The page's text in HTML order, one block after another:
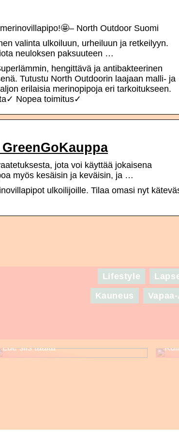
North Outdoor Suomi
valinta ulkoiluun, urheiluun ja retkeilyyn.
neuloksen paksuuteen …
hengittävä ja antibakteerinen
Tutustu North Outdoorin laajaan malli- ja
erilaisia merinopipoja eri tarkoitukseen.
Nopea toimitus✓
jota voi käyttää jokaisena
myös kesäisin ja keväisin, ja …
ulkoilijoille. Tilaa omasi nyt
Lifestyle
Kauneus
Lue siis täältä